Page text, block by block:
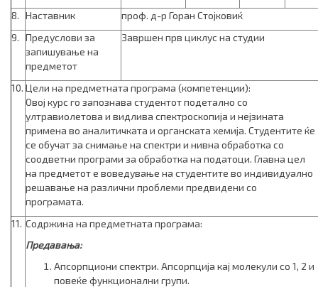
8. Наставник
проф. д-р Горан Стојковиќ
9. Предуслови за
запишување на
предметот
Завршен прв циклус на студии
10. Цели на предметната програма (компетенции):
Овој курс го запознава студентот подетално со
ултравиолетова и видлива спектроскопија и нејзината
примена во аналитичката и органската хемија. Студентите ќе
се обучат за снимање на спектри и нивна обработка со
соодветни програми за обработка на податоци. Главна цел
на предметот е воведување на студентите во индивидуално
решавање на различни проблеми предвидени со
програмата.
11. Содржина на предметната програма:
Предавања:
Апсорпциони спектри. Апсорпција кај молекули со 1, 2 и
повеќе функционални групи.